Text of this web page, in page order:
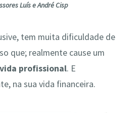
Luís e André Cisp
tem muita dificuldade de
que; realmente cause um
profissional. E
na sua vida financeira.